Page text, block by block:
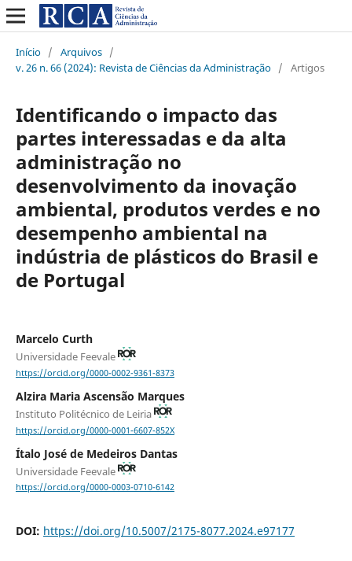
Início / Arquivos /
v. 26 n. 66 (2024): Revista de Ciências da Administração / Artigos
Identificando o impacto das
partes interessadas e da alta
administração no
desenvolvimento da inovação
ambiental, produtos verdes e no
desempenho ambiental na
indústria de plásticos do Brasil e
de Portugal
Marcelo Curth
Universidade Feevale
https://orcid.org/0000-0002-9361-8373
Alzira Maria Ascensão Marques
Instituto Politécnico de Leiria
https://orcid.org/0000-0001-6607-852X
Ítalo José de Medeiros Dantas
Universidade Feevale
https://orcid.org/0000-0003-0710-6142
DOI: https://doi.org/10.5007/2175-8077.2024.e97177